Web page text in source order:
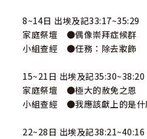
8~14日 出埃及記33:17~35:29
家庭祭壇 ●偶像崇拜症候群
小組查經 ●任務：除去妝飾
15~21日 出埃及記35:30~38:20
家庭祭壇 ●極大的赦免之恩
小組查經 ●我應該獻上的是什
22~28日 出埃及記